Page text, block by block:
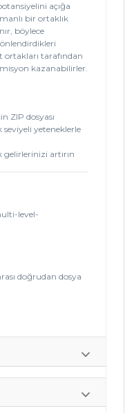
açığa
bir ortaklık
böylece
ortakları tarafından
kazanabilirler.
ZIP dosyası
seviyeli yeteneklerle
gelirlerinizi artırın
level-
doğrudan dosya